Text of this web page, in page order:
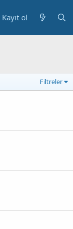
Kayıt ol
Filtreler